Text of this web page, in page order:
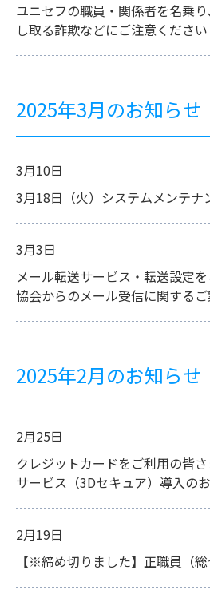
ユニセフの職員・関係者を名乗
し取る詐欺などにご注意ください
2025年3月のお知らせ
3月10日
3月18日（火）システムメンテナ
3月3日
メール転送サービス・転送設定
協会からのメール受信に関する
2025年2月のお知らせ
2月25日
クレジットカードをご利用の皆
サービス（3Dセキュア）導入の
2月19日
【※締め切りました】正職員（